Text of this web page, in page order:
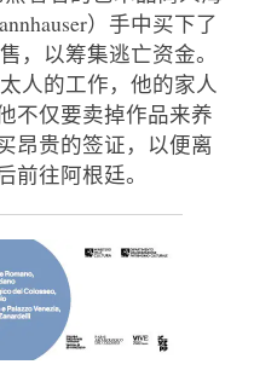
）手中买下了
，以筹集逃亡资金。
人的工作，他的家人
不仅要卖掉作品来养
昂贵的签证，以便离
往阿根廷。